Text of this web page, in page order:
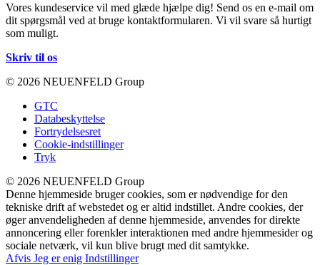
Vores kundeservice vil med glæde hjælpe dig! Send os en e-mail om
dit spørgsmål ved at bruge kontaktformularen. Vi vil svare så hurtigt
som muligt.
Skriv til os
© 2026 NEUENFELD Group
GTC
Databeskyttelse
Fortrydelsesret
Cookie-indstillinger
Tryk
© 2026 NEUENFELD Group
Denne hjemmeside bruger cookies, som er nødvendige for den
tekniske drift af webstedet og er altid indstillet. Andre cookies, der
øger anvendeligheden af denne hjemmeside, anvendes for direkte
annoncering eller forenkler interaktionen med andre hjemmesider og
sociale netværk, vil kun blive brugt med dit samtykke.
Afvis Jeg er enig Indstillinger